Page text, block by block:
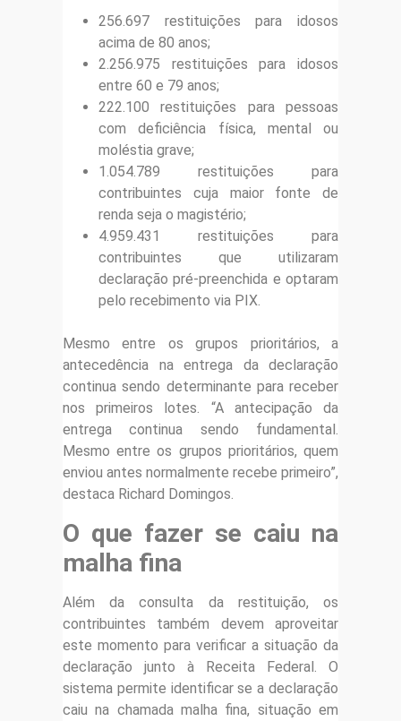
256.697 restituições para idosos
acima de 80 anos;
2.256.975 restituições para idosos
entre 60 e 79 anos;
222.100 restituições para pessoas
com deficiência física, mental ou
moléstia grave;
1.054.789 restituições para
contribuintes cuja maior fonte de
renda seja o magistério;
4.959.431 restituições para
contribuintes que utilizaram
declaração pré-preenchida e optaram
pelo recebimento via PIX.
Mesmo entre os grupos prioritários, a
antecedência na entrega da declaração
continua sendo determinante para receber
nos primeiros lotes. “A antecipação da
entrega continua sendo fundamental.
Mesmo entre os grupos prioritários, quem
enviou antes normalmente recebe primeiro”,
destaca Richard Domingos.
O que fazer se caiu na
malha fina
Além da consulta da restituição, os
contribuintes também devem aproveitar
este momento para verificar a situação da
declaração junto à Receita Federal. O
sistema permite identificar se a declaração
caiu na chamada malha fina, situação em